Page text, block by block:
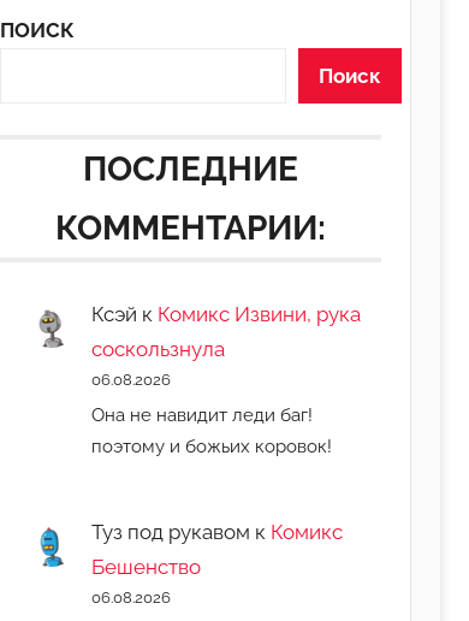
ПОИСК
Поиск
ПОСЛЕДНИЕ
КОММЕНТАРИИ:
Ксэй к Комикс Извини, рука
соскользнула
06.08.2026
Она не навидит леди баг!
поэтому и божьих коровок!
Туз под рукавом к Комикс
Бешенство
06.08.2026